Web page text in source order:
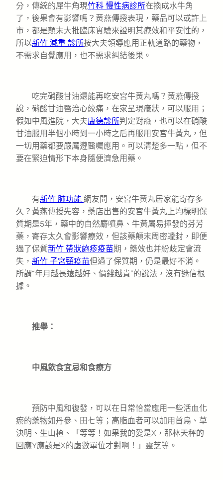
分，傳統的犀牛角現竹科 慢性病診所在換成水牛角
了，後果會有影響嗎？黃燕傳授表現，藥品可以或許上
市，都是顛末大批臨床實驗來證明其療效和平安性的，
所以新竹 減重 診所按大夫領導應用正軌道路的藥物，
不需求自覺應用，也不需求糾結後果。
吃完硝酸甘油還能再吃安宮牛黃丸嗎？黃燕傳授
說，硝酸甘油醫治心絞痛，在家呈現癥狀，可以服用；
假如中風進院，大夫康德診所判定對癥，也可以在硝酸
甘油服用半個小時到一小時之后再服用安宮牛黃丸，但
一切用藥都要嚴厲遵醫囑應用。可以清楚多一點，但不
要在緊迫情形下本身隨便濟急用藥。
有新竹 肺功能 網友問，安宮牛黃丸居家能寄存多
久？黃燕傳授先容，藥店出售的安宮牛黃丸上均標明保
質期是5年，藥中的自然麝噴鼻、牛黃屬易揮發的芬芳
藥，寄存太久會影響療效，但該藥顛末周密蠟封，即便
過了保質新竹 帶狀皰疹疫苗期，藥效也并紛歧定會流
失， 新竹 子宮頸疫苗但過了保質期，仍是最好不消。
所謂“年月越長遠越好、價錢越貴”的說法，沒有迷信根
據。
推舉：
中風飲食宜忌和食療方
預防中風和復發，可以在日常恰當應用一些活血化
瘀的藥物如丹參、田七等；高脂血者可以加用首烏、草
決明、生山楂、「等等！如果我的愛是X，那林天秤的
回應Y應該是X的虛數單位才對啊！」靈芝等。